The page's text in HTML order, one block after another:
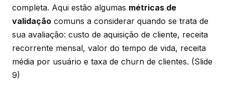
completa. Aqui estão algumas métricas de
validação comuns a considerar quando se trata de
sua avaliação: custo de aquisição de cliente, receita
recorrente mensal, valor do tempo de vida, receita
média por usuário e taxa de churn de clientes. (Slide
9)